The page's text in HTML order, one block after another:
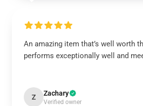
An amazing item that’s well worth
performs exceptionally well and
Z Zachary
Verified owner